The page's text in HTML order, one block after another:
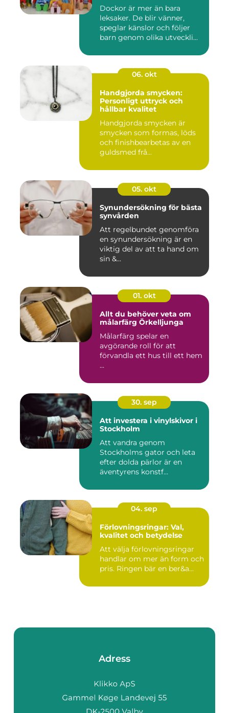
Dockor är mer än bara
leksaker. De blir vänner,
speglar känslor och följer
barn genom olika utveckli...
06. okt
Handgjorda smycken:
Personligt uttryck och
hållbar kvalitet
Handgjorda smycken är
smycken som formas, löds
och finishbearbetas av en
guldsmed frå...
05. okt
Synundersökning för bästa
synvården
Att regelbundet genomföra
en synundersökning är en
viktig del av att ta hand om
sin &...
01. okt
Allt du behöver veta om
målarfärg Örkelljunga
Målarfärg spelar en
avgörande roll för att
förvandla ett hus till ett hem
...
30. sep
Att investera i vinylskivor i
Stockholm
Att vandra genom
Stockholms gator och leta
efter dolda pärlor är en
äventyrens konstf...
04. sep
Förlovningsringar: Val,
kvalitet och betydelse
Att välja förlovningsringar
handlar om mer än form och
pris. Ringen bär en ber&a...
Adress